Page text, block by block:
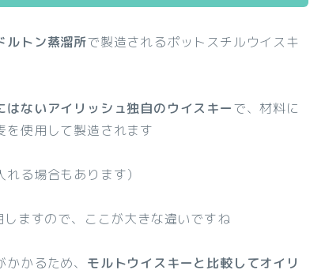
ルトン蒸溜所で製造されるポットスチルウイスキ
ないアイリッシュ独自のウイスキーで、材料に
を使用して製造されます
る場合もあります）
ますので、ここが大きな違いですね
かるため、 モルトウイスキーと比較してオイリ